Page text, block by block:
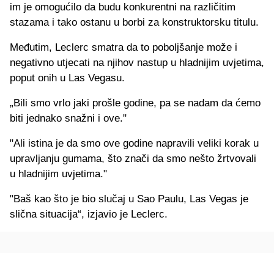
im je omogućilo da budu konkurentni na različitim
stazama i tako ostanu u borbi za konstruktorsku titulu.
Međutim, Leclerc smatra da to poboljšanje može i
negativno utjecati na njihov nastup u hladnijim uvjetima,
poput onih u Las Vegasu.
„Bili smo vrlo jaki prošle godine, pa se nadam da ćemo
biti jednako snažni i ove."
"Ali istina je da smo ove godine napravili veliki korak u
upravljanju gumama, što znači da smo nešto žrtvovali
u hladnijim uvjetima."
"Baš kao što je bio slučaj u Sao Paulu, Las Vegas je
slična situacija“, izjavio je Leclerc.